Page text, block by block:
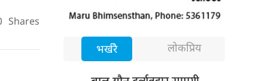
Shares
भर्खरै लोकप्रिय